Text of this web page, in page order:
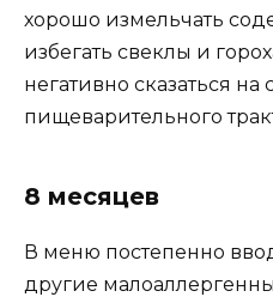
хорошо измельчать
избегать свеклы и
негативно сказаться на
пищеварительного
8 месяцев
В меню постепенно
другие